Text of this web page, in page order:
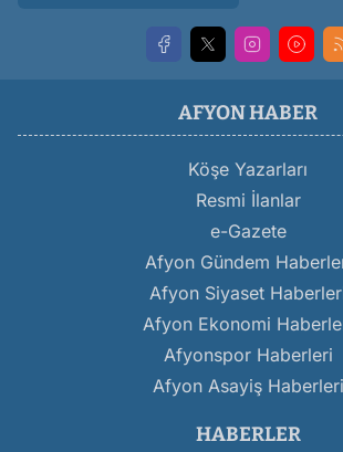
AFYON HABER
Köşe Yazarları
Resmi İlanlar
e-Gazete
Afyon Gündem
Afyon Siyaset
Afyon Ekonomi
Afyonspor Haberleri
Afyon Asayiş Haberleri
HABERLER